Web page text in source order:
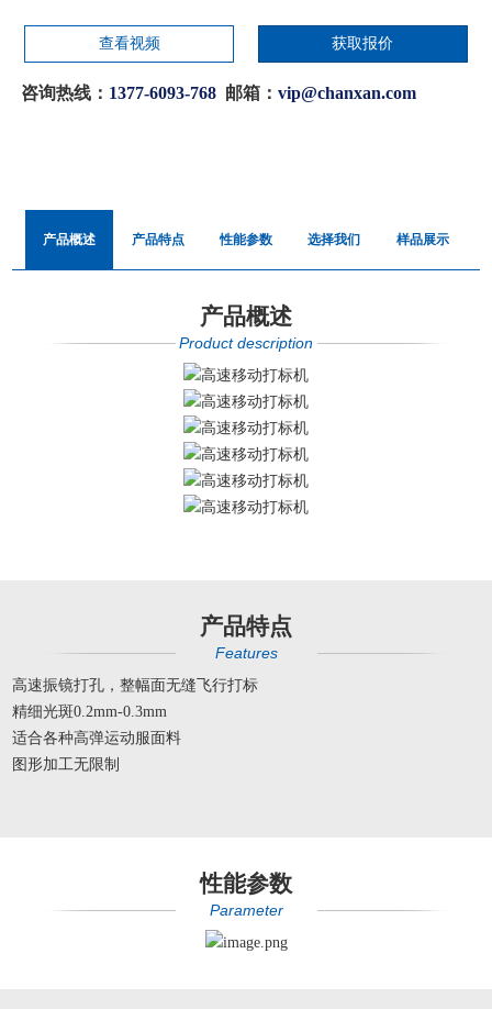
查看视频 获取报价
咨询热线： 1377-6093-768 邮箱：vip@chanxan.com
产品概述 产品特点 性能参数 选择我们 样品展示
产品概述
Product description
产品特点
Features
高速振镜打孔，整幅面无缝飞行打标
精细光斑0.2mm-0.3mm
适合各种高弹运动服面料
图形加工无限制
性能参数
Parameter